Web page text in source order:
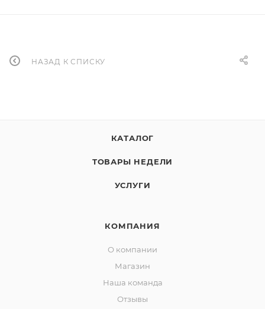
НАЗАД К СПИСКУ
КАТАЛОГ
ТОВАРЫ НЕДЕЛИ
УСЛУГИ
КОМПАНИЯ
О компании
Магазин
Наша команда
Отзывы